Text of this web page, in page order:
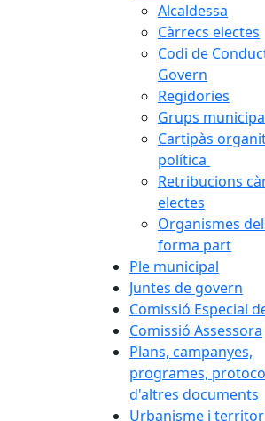
Alcaldessa
Càrrecs electes
Codi de
Govern
Regidories
Grups
Cartipàs
política
Retribucions
electes
Organismes
forma part
Ple municipal
Juntes de govern
Comissió Especial
Comissió Assessora
Plans, campanyes,
programes,
d'altres documents
Urbanisme i